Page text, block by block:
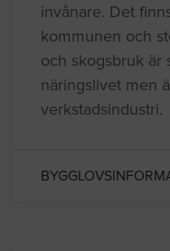
invånare. Det
kommunen och
och skogsbruk är
näringslivet men
verkstadsindustri.